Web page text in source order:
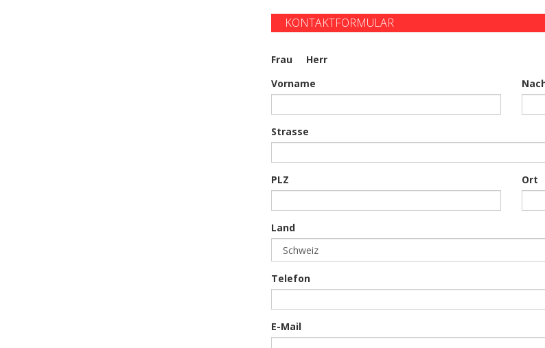
KONTAKTFORMULAR
Frau
Herr
Vorname
Strasse
PLZ Ort
Land
Telefon
E-Mail